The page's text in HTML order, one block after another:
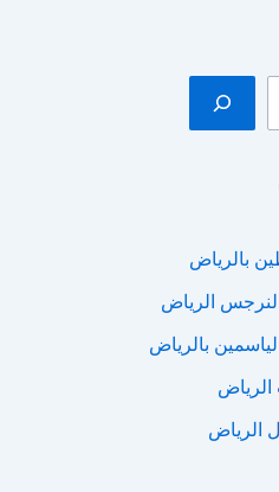
بالرياض
الرياض
بالرياض
الرياض